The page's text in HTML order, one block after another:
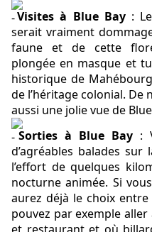
Visites à Blue Bay: Le
serait vraiment
faune et de cette
plongée en masque et
historique de
de l’héritage colonial. De
aussi une jolie vue de
Sorties à Blue Bay :
d’agréables balades
l’effort de quelques
nocturne animée. Si
aurez déjà le choix
pouvez par exemple